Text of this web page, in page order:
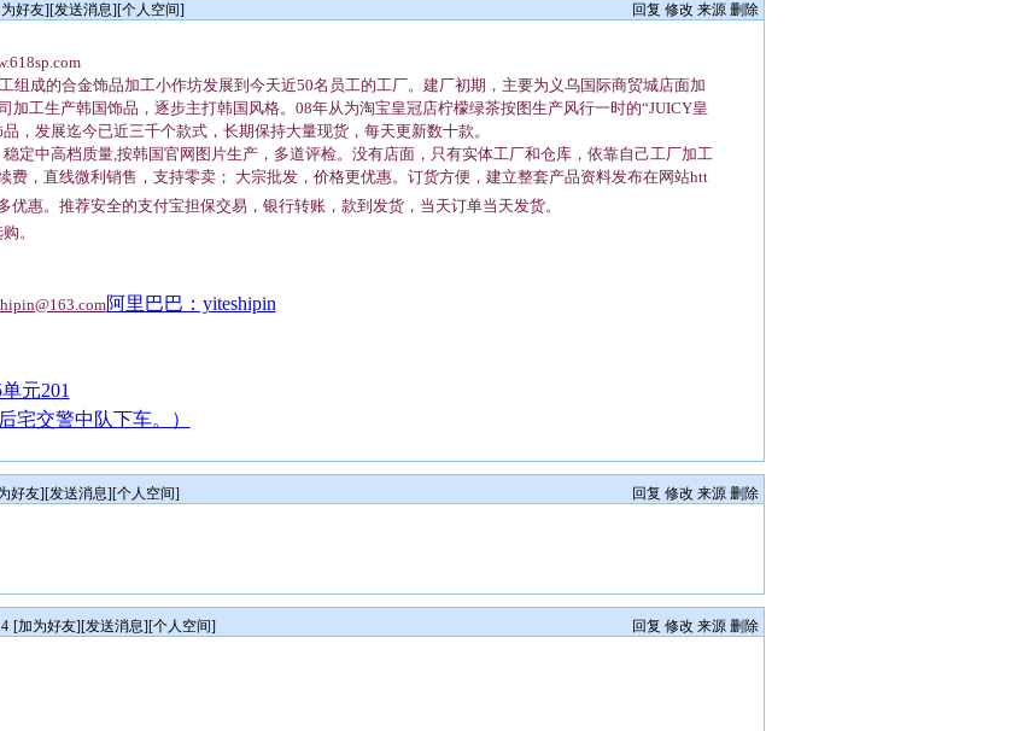
好友][发送消息][个人空间] 回复 修改 来源 删除
组成的合金饰品加工小作坊发展到今天近50名员工的工厂。建厂初期，主要为义乌国际商贸城店面加
加工生产韩国饰品，逐步主打韩国风格。08年从为淘宝皇冠店柠檬绿茶按图生产风行一时的“JUICY皇
，发展迄今已近三千个款式，长期保持大量现货，每天更新数十款。
定中高档质量,按韩国官网图片生产，多道评检。没有店面，只有实体工厂和仓库，依靠自己工厂加工
费，直线微利销售，支持零卖； 大宗批发，价格更优惠。订货方便，建立整套产品资料发布在网站htt
优惠。推荐安全的支付宝担保交易，银行转账，款到发货，当天订单当天发货。
。
阿里巴巴：yiteshipin
元201
宅交警中队下车。）
好友][发送消息][个人空间] 回复 修改 来源 删除
[加为好友][发送消息][个人空间] 回复 修改 来源 删除